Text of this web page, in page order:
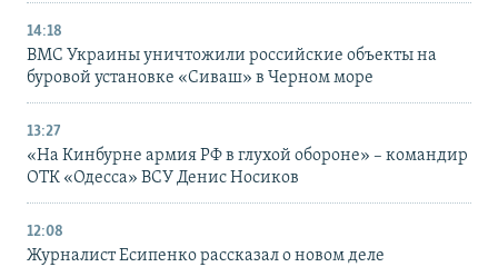
14:18
ВМС Украины уничтожили российские объекты на
буровой установке «Сиваш» в Черном море
13:27
«На Кинбурне армия РФ в глухой обороне» – командир
ОТК «Одесса» ВСУ Денис Носиков
12:08
Журналист Есипенко рассказал о новом деле